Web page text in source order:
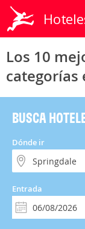
Los 10
categorías
BUSCA
Dónde ir
Entrada